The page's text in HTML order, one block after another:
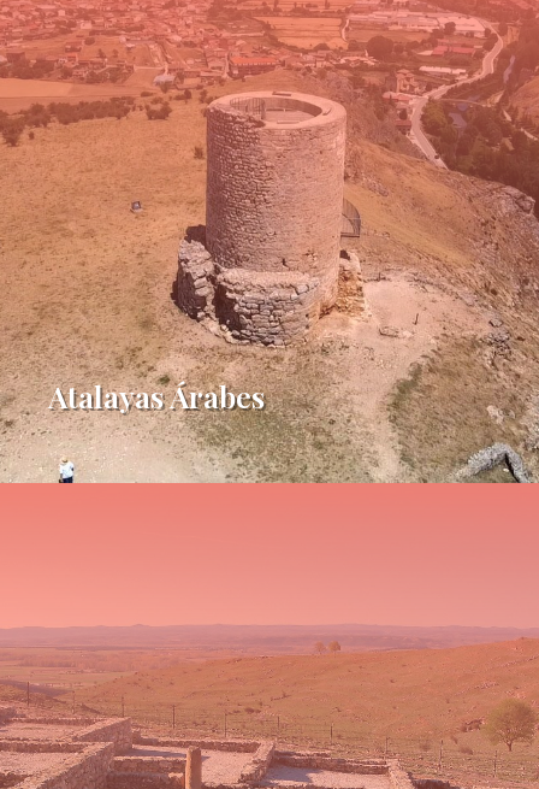
Atalayas Árabes